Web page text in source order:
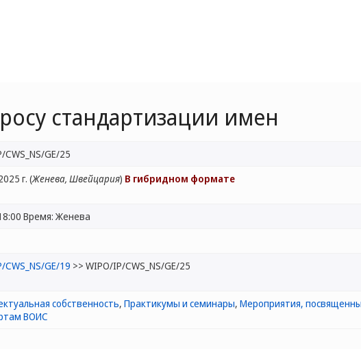
стандартизации имен
CWS_NS/GE/25
г. (Женева, Швейцария) В гибридном формате
Время: Женева
CWS_NS/GE/19 >> WIPO/IP/CWS_NS/GE/25
собственность, Практикумы и семинары, Мероприятия,
ВОИС